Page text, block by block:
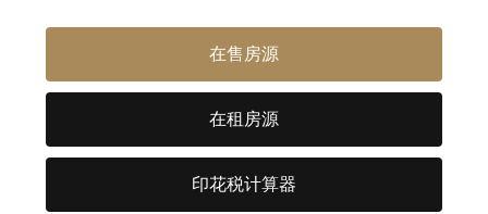
在售房源
在租房源
印花税计算器